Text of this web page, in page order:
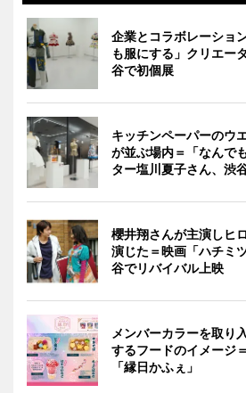
企業とコラボレーショ
も服にする」クリエー
谷で初個展
キッチンペーパーのウ
が並ぶ場内＝「なんで
ター塩川夏子さん、渋
櫻井翔さんが主演しヒ
演じた＝映画「ハチミ
谷でリバイバル上映
メンバーカラーを取り
するフードのイメージ
「縁日かふぇ」